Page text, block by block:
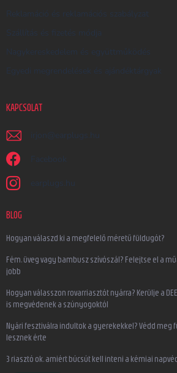
Reklamáció és reklamációs szabályzat
Szállítás és fizetés módja
Nagykereskedelem és együttműködés
Egyedi megrendelések és ajándéktárgyak
KAPCSOLAT
irjon @ earplugs.hu
Facebook
earplugs.hu
BLOG
Hogyan válaszd ki a megfelelő méretű füldugót?
Fém, üveg vagy bambusz szívószál? Felejtse el a
jobb
Hogyan válasszon rovarriasztót nyárra? Kerülje a
is megvédenek a szúnyogoktól
Nyári fesztiválra indultok a gyerekekkel? Védd meg
lesznek érte
3 riasztó ok, amiért búcsút kell inteni a kémiai